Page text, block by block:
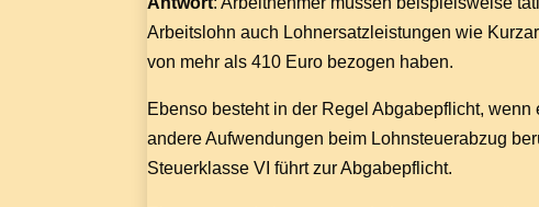
Arbeitslohn auch Lohnersatzleistungen wie
von mehr als 410 Euro bezogen haben.
Ebenso besteht in der Regel Abgabepflicht,
andere Aufwendungen beim Lohnsteuerabzug
Steuerklasse VI führt zur Abgabepflicht.